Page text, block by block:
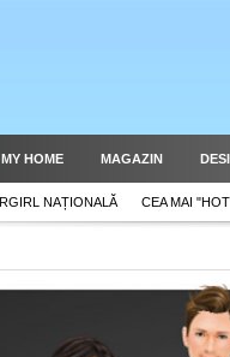
MY HOME MAGAZIN
NAȚIONALĂ CEA MAI